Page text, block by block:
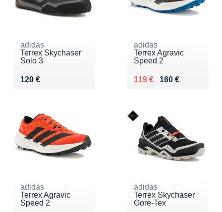
adidas
Terrex Skychaser
Solo 3
120 €
Vendu 120 €
adidas
Terrex Agravic
Speed 2
160 €
Au lieu de 160 €
119 €
Vendu 119 €
adidas
Terrex Agravic
Speed 2
adidas
Terrex Skychaser
Gore-Tex